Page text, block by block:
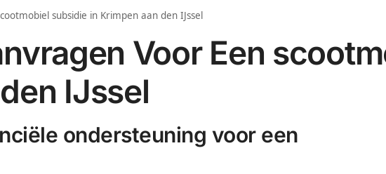
subsidie in Krimpen aan den IJssel
Voor Een
IJssel
ondersteuning voor een